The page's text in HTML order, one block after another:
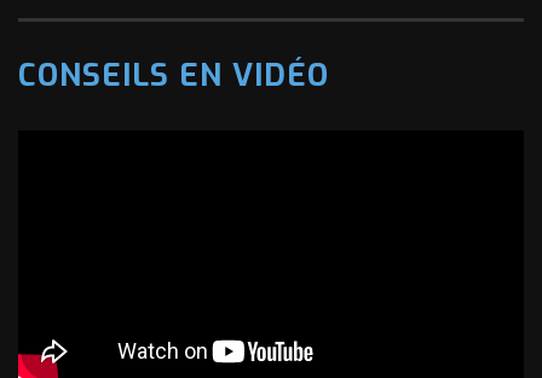
CONSEILS EN VIDÉO